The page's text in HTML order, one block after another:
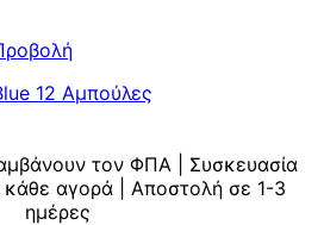
12 Αμπούλες
τον ΦΠΑ | Συσκευασία
αγορά | Αποστολή σε 1-3
ημέρες